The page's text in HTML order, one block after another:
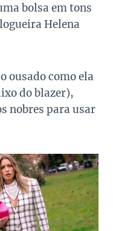
bolsa em tons
Helena
ousado como ela
do blazer),
nobres para usar